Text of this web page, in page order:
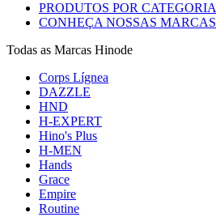
PRODUTOS POR CATEGORIA
CONHEÇA NOSSAS MARCAS
Todas as Marcas Hinode
Corps Lígnea
DAZZLE
HND
H-EXPERT
Hino's Plus
H-MEN
Hands
Grace
Empire
Routine